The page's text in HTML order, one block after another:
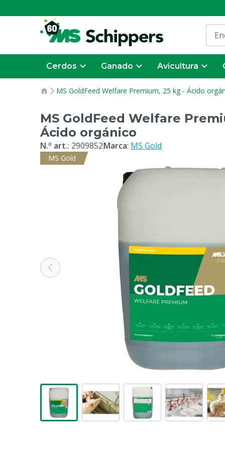
Cerdos Ganado Avicultura
MS GoldFeed Welfare Premium, 25 kg - Ácido
MS GoldFeed Welfare
Ácido orgánico
N.º art.: 2909852Marca: MS Gold
MS Gold